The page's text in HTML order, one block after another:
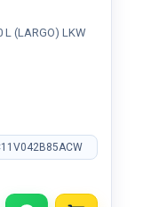
L (LARGO) LKW